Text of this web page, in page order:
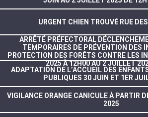
URGENT CHIEN TROUVÉ RUE
ARRÊTÉ PRÉFECTORAL
TEMPORAIRES DE PRÉVENTION DES
PROTECTION DES FORÊTS CONTRE LES
2025 À 12H00 AU 2 JUILLET
ADAPTATION DE L’ACCUEIL DES
PUBLIQUES 30 JUIN ET 1ER
VIGILANCE ORANGE CANICULE À PARTIR
2025